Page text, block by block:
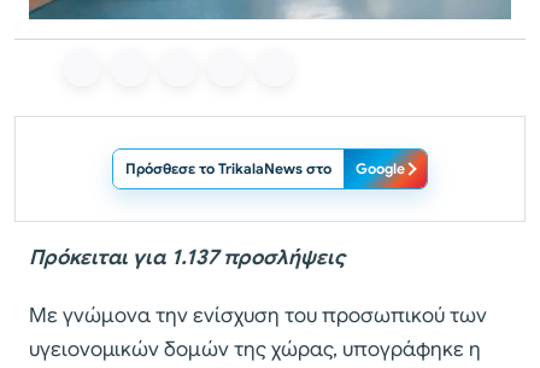
Πρόσθεσε το TrikalaNews στο Google
Πρόκειται για 1.137 προσλήψεις
Με γνώμονα την ενίσχυση του προσωπικού των
υγειονομικών δομών της χώρας, υπογράφηκε η